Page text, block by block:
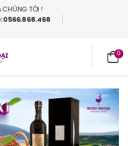
TÔI !
0566.868.468
0